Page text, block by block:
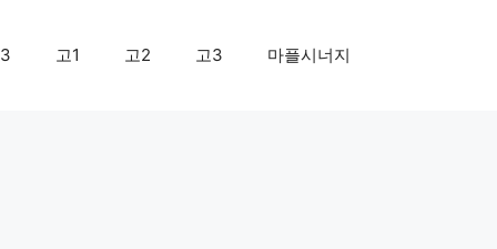
고1 고2 고3 마플시너지